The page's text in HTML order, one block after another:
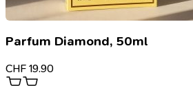
Parfum Diamond, 50ml
CHF 19.90